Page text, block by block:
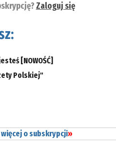
Zaloguj się
[NOWOŚĆ]
Polskiej"
o subskrypcji»